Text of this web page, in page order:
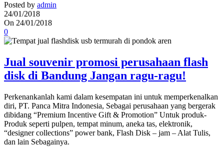
Posted by admin
24/01/2018
On 24/01/2018
0
Jual souvenir promosi perusahaan flash
disk di Bandung Jangan ragu-ragu!
Perkenankanlah kami dalam kesempatan ini untuk memperkenalkan
diri, PT. Panca Mitra Indonesia, Sebagai perusahaan yang bergerak
dibidang “Premium Incentive Gift & Promotion” Untuk produk-
Produk seperti pulpen, tempat minum, aneka tas, elektronik,
“designer collections” power bank, Flash Disk – jam – Alat Tulis,
dan lain Sebagainya.